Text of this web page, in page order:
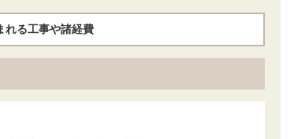
る工事や諸経費